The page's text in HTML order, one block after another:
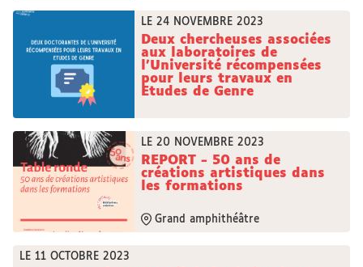
LE 24 NOVEMBRE 2023
Deux chercheuses associées
aux laboratoires de
l’Université récompensées
pour leurs travaux en
Etudes de Genre
LE 20 NOVEMBRE 2023
REPORT - 50 ans de
créations artistiques dans
les formations
Grand amphithéâtre
LE 11 OCTOBRE 2023